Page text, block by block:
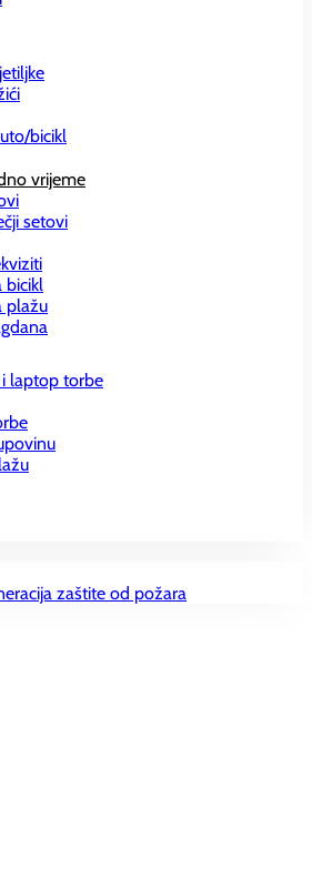
bicikl
vrijeme
setovi
bicikl
plažu
laptop torbe
zaštite od požara